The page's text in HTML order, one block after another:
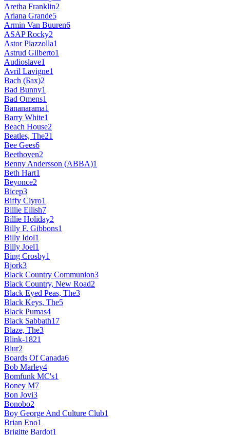
Aretha Franklin2
Ariana Grande5
Armin Van Buuren6
ASAP Rocky2
Astor Piazzolla1
Astrud Gilberto1
Audioslave1
Avril Lavigne1
Bach (Бах)2
Bad Bunny1
Bad Omens1
Bananarama1
Barry White1
Beach House2
Beatles, The21
Bee Gees6
Beethoven2
Benny Andersson (ABBA)1
Beth Hart1
Beyonce2
Bicep3
Biffy Clyro1
Billie Eilish7
Billie Holiday2
Billy F. Gibbons1
Billy Idol1
Billy Joel1
Bing Crosby1
Bjork3
Black Country Communion3
Black Country, New Road2
Black Eyed Peas, The3
Black Keys, The5
Black Pumas4
Black Sabbath17
Blaze, The3
Blink-1821
Blur2
Boards Of Canada6
Bob Marley4
Bomfunk MC's1
Boney M7
Bon Jovi3
Bonobo2
Boy George And Culture Club1
Brian Eno1
Brigitte Bardot1